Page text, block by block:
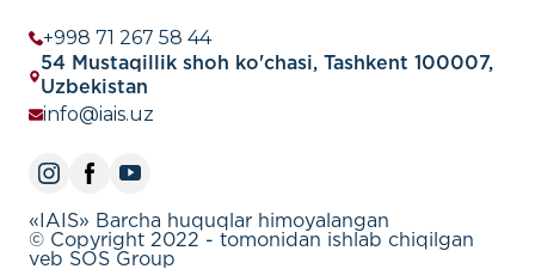
+998 71 267 58 44
54 Mustaqillik shoh ko'chasi, Tashkent 100007,
Uzbekistan
info@iais.uz
«IAIS» Barcha huquqlar himoyalangan
© Copyright 2022 - tomonidan ishlab chiqilgan
veb SOS Group